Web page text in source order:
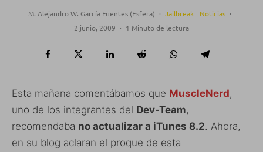
M. Alejandro W. García Fuentes (Esfera) · Jailbreak Noticias ·
2 junio, 2009 · 1 Minuto de lectura
Esta mañana comentábamos que MuscleNerd,
uno de los integrantes del Dev-Team,
recomendaba no actualizar a iTunes 8.2. Ahora,
en su blog aclaran el proque de esta